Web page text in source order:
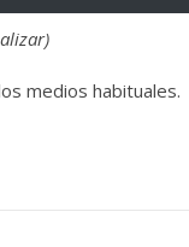
medios habituales.